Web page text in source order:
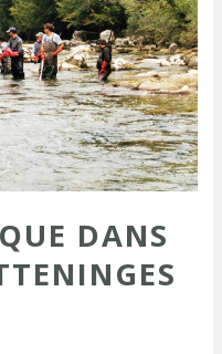
DANS